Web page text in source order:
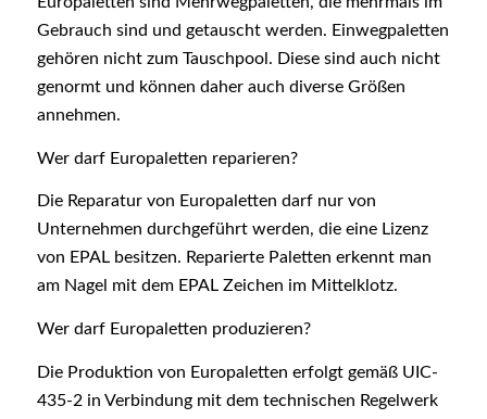
Gebrauch sind und getauscht werden. Einwegpaletten
gehören nicht zum Tauschpool. Diese sind auch nicht
genormt und können daher auch diverse Größen
annehmen.
Wer darf Europaletten reparieren?
Die Reparatur von Europaletten darf nur von
Unternehmen durchgeführt werden, die eine Lizenz
von EPAL besitzen. Reparierte Paletten erkennt man
am Nagel mit dem EPAL Zeichen im Mittelklotz.
Wer darf Europaletten produzieren?
Die Produktion von Europaletten erfolgt gemäß UIC-
435-2 in Verbindung mit dem technischen Regelwerk